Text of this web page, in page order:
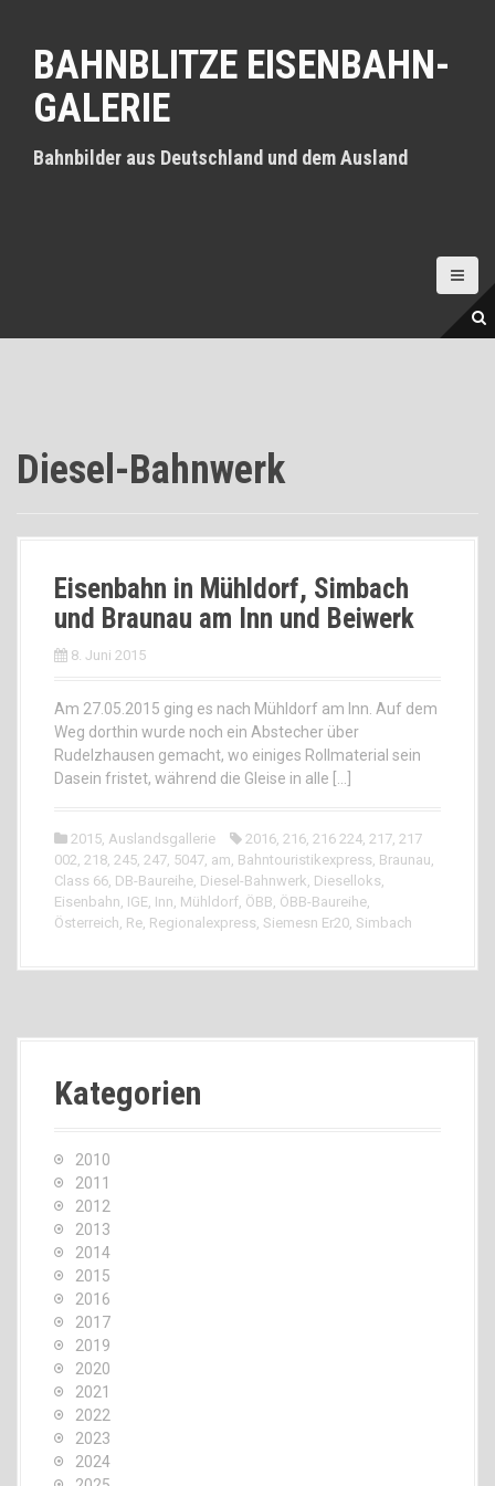
t
BAHNBLITZE EISENBAHN-
GALERIE
Bahnbilder aus Deutschland und dem Ausland
Diesel-Bahnwerk
Eisenbahn in Mühldorf, Simbach
und Braunau am Inn und Beiwerk
8. Juni 2015
Am 27.05.2015 ging es nach Mühldorf am Inn. Auf dem
Weg dorthin wurde noch ein Abstecher über
Rudelzhausen gemacht, wo einiges Rollmaterial sein
Dasein fristet, während die Gleise in alle […]
2015, Auslandsgallerie 2016, 216, 216 224, 217, 217
002, 218, 245, 247, 5047, am, Bahntouristikexpress, Braunau,
Class 66, DB-Baureihe, Diesel-Bahnwerk, Dieselloks,
Eisenbahn, IGE, Inn, Mühldorf, ÖBB, ÖBB-Baureihe,
Österreich, Re, Regionalexpress, Siemesn Er20, Simbach
Kategorien
2010
2011
2012
2013
2014
2015
2016
2017
2019
2020
2021
2022
2023
2024